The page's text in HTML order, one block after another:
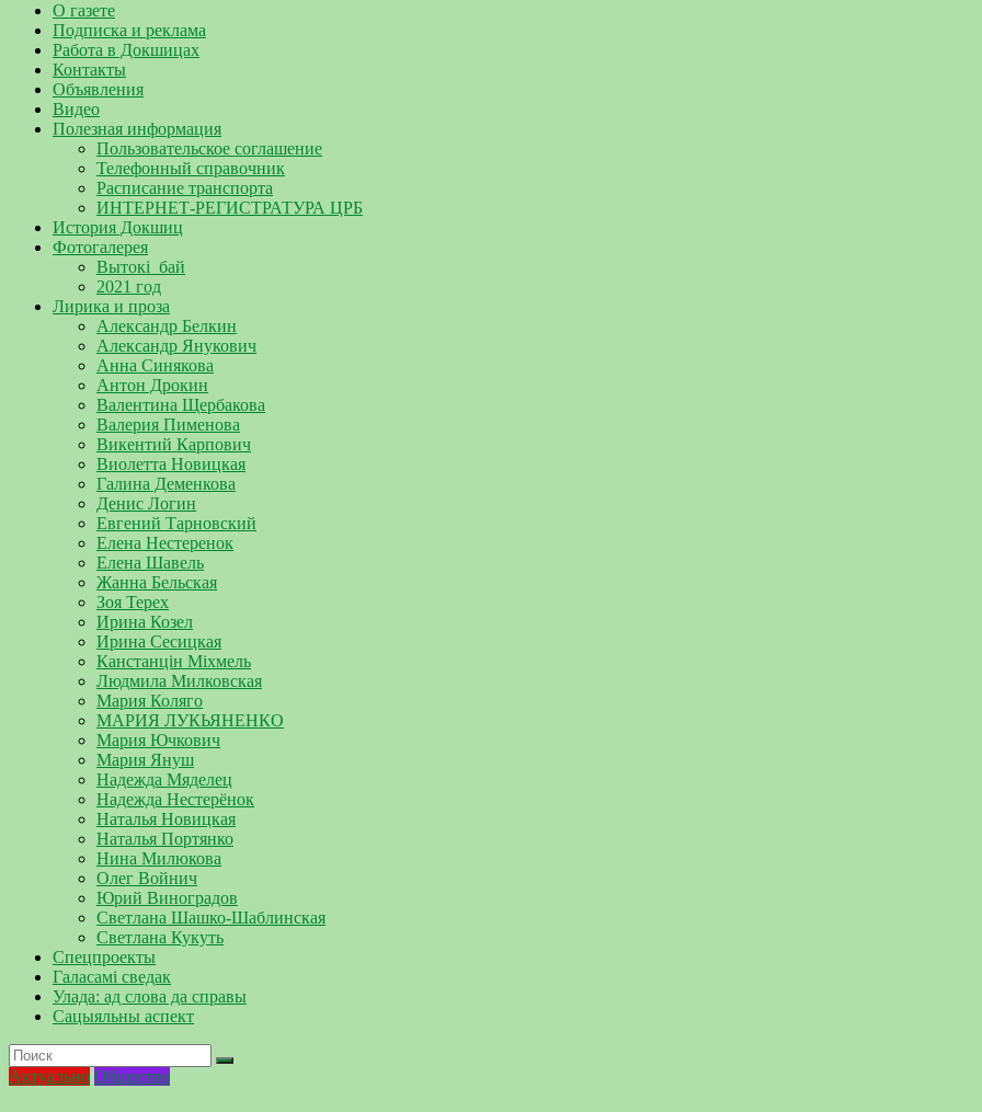
О газете
Подписка и реклама
Работа в Докшицах
Контакты
Объявления
Видео
Полезная информация
Пользовательское соглашение
Телефонный справочник
Расписание транспорта
ИНТЕРНЕТ-РЕГИСТРАТУРА ЦРБ
История Докшиц
Фотогалерея
Вытокі_бай
2021 год
Лирика и проза
Александр Белкин
Александр Янукович
Анна Синякова
Антон Дрокин
Валентина Щербакова
Валерия Пименова
Викентий Карпович
Виолетта Новицкая
Галина Деменкова
Денис Логин
Евгений Тарновский
Елена Нестеренок
Елена Шавель
Жанна Бельская
Зоя Терех
Ирина Козел
Ирина Сесицкая
Канстанцін Міхмель
Людмила Милковская
Мария Коляго
МАРИЯ ЛУКЬЯНЕНКО
Мария Ючкович
Мария Януш
Надежда Мяделец
Надежда Нестерёнок
Наталья Новицкая
Наталья Портянко
Нина Милюкова
Олег Войнич
Юрий Виноградов
Светлана Шашко-Шаблинская
Светлана Кукуть
Спецпроекты
Галасамі сведак
Улада: ад слова да справы
Сацыяльны аспект
Актуально Общество